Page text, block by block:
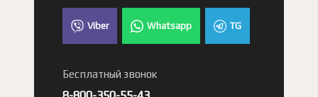
Viber Whatsapp TG
Бесплатный звонок